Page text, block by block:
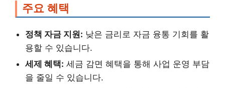
주요 혜택
정책 자금 지원: 낮은 금리로 자금 융통 기회를 활
용할 수 있습니다.
세제 혜택: 세금 감면 혜택을 통해 사업 운영 부담
을 줄일 수 있습니다.